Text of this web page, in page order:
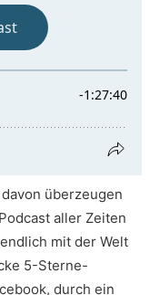
überzeugen
aller Zeiten
mit der Welt
5-Sterne-
durch ein